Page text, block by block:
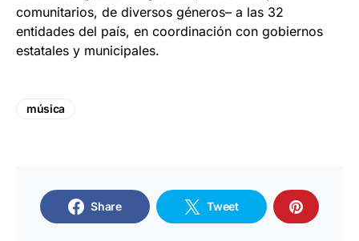
comunitarios, de diversos géneros– a las 32
entidades del país, en coordinación con gobiernos
estatales y municipales.
música
Share Tweet